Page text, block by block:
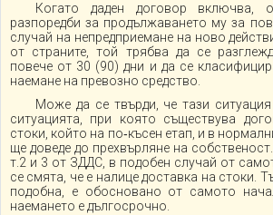
Когато даден договор включва,
разпоредби за продължаването му за
случай на непредприемане на ново
от страните, той трябва да се
повече от 30 (90) дни и да се
наемане на превозно средство.
Може да се твърди, че тази
ситуацията, при която съществува
стоки, който на по‑късен етап, и в
ще доведе до прехвърляне на
т.2 и 3 от ЗДДС, в подобен случай от
се смята, че е налице доставка на стоки.
подобна, е обосновано от самото
наемането е дългосрочно.